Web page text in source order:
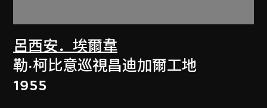
呂西安．埃爾韋
勒·柯比意巡視昌迪加爾工地
1955